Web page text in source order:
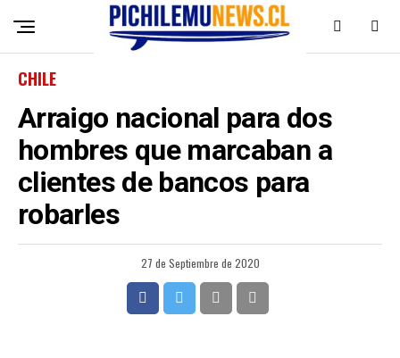
CHILE
Arraigo nacional para dos
hombres que marcaban a
clientes de bancos para
robarles
27 de Septiembre de 2020